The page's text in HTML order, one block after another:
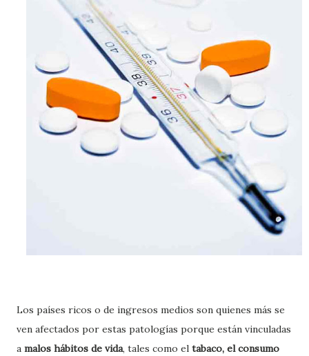
Los países ricos o de ingresos medios son quienes más se
ven afectados por estas patologías porque están vinculadas
a malos hábitos de vida, tales como el tabaco, el consumo